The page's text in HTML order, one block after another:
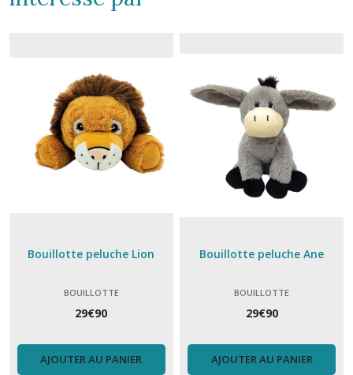
Bouillotte peluche Lion
BOUILLOTTE
29€90
AJOUTER AU PANIER
Bouillotte peluche Ane
BOUILLOTTE
29€90
AJOUTER AU PANIER